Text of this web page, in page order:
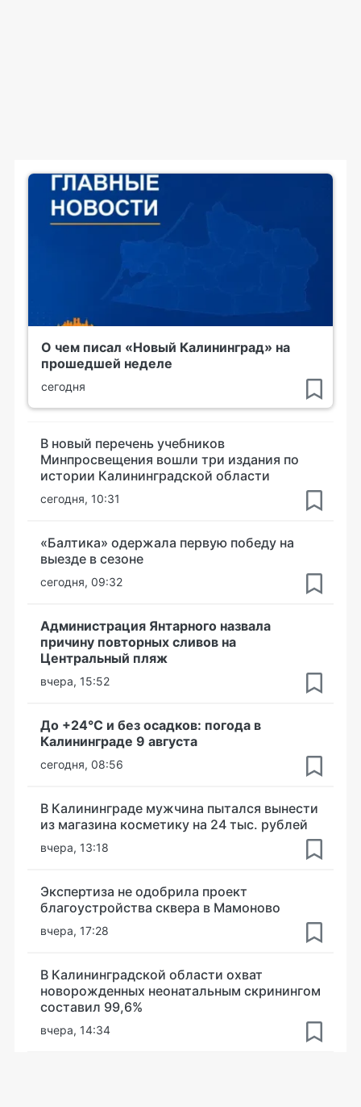
О чем писал «Новый Калининград» на
прошедшей неделе
сегодня
В новый перечень учебников
Минпросвещения вошли три издания по
истории Калининградской области
сегодня, 10:31
«Балтика» одержала первую победу на
выезде в сезоне
сегодня, 09:32
Администрация Янтарного назвала
причину повторных сливов на
Центральный пляж
вчера, 15:52
До +24°С и без осадков: погода в
Калининграде 9 августа
сегодня, 08:56
В Калининграде мужчина пытался вынести
из магазина косметику на 24 тыс. рублей
вчера, 13:18
Экспертиза не одобрила проект
благоустройства сквера в Мамоново
вчера, 17:28
В Калининградской области охват
новорожденных неонатальным скринингом
составил 99,6%
вчера, 14:34